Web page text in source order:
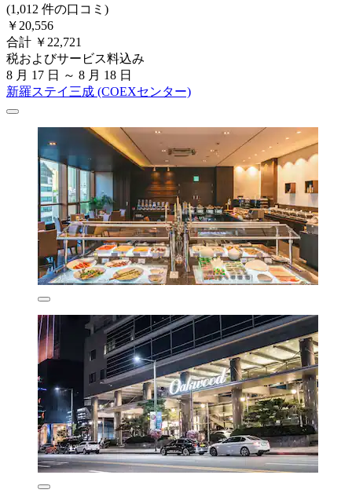
(1,012 件の口コミ)
￥20,556
合計 ￥22,721
税およびサービス料込み
8 月 17 日 ～ 8 月 18 日
新羅ステイ三成 (COEXセンター)